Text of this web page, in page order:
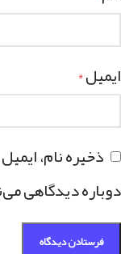
ایمیل*
ذخیره نام،
دوباره دیدگاهی